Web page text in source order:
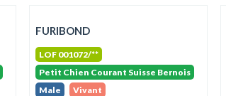
FURIBOND
LOF 001072/**
Petit Chien Courant Suisse Bernois
Male
Vivant